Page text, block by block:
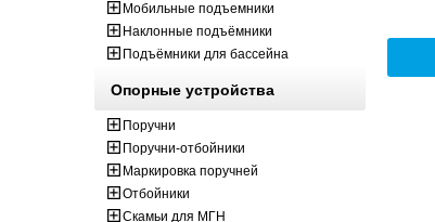
Мобильные подъемники
Наклонные подъёмники
Подъёмники для бассейна
Опорные устройства
Поручни
Поручни-отбойники
Маркировка поручней
Отбойники
Скамьи для МГН